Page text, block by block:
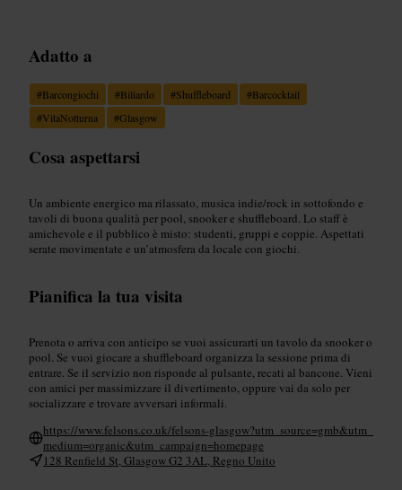
Adatto a
#Barcongiochi #Biliardo #Shuffleboard #Barcocktail
#VitaNotturna #Glasgow
Cosa aspettarsi
Un ambiente energico ma rilassato, musica indie/rock in sottofondo e
tavoli di buona qualità per pool, snooker e shuffleboard. Lo staff è
amichevole e il pubblico è misto: studenti, gruppi e coppie. Aspettati
serate movimentate e un’atmosfera da locale con giochi.
Pianifica la tua visita
Prenota o arriva con anticipo se vuoi assicurarti un tavolo da snooker o
pool. Se vuoi giocare a shuffleboard organizza la sessione prima di
entrare. Se il servizio non risponde al pulsante, recati al bancone. Vieni
con amici per massimizzare il divertimento, oppure vai da solo per
socializzare e trovare avversari informali.
https://www.felsons.co.uk/felsons-glasgow?utm_source=gmb&utm_
medium=organic&utm_campaign=homepage
128 Renfield St, Glasgow G2 3AL, Regno Unito